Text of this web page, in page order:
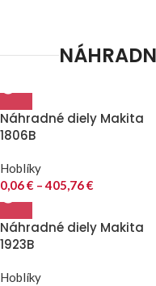
Náhradné diely Makita
1806B
Hoblíky
0,06€ – 405,76€
Náhradné diely Makita
1923B
Hoblíky